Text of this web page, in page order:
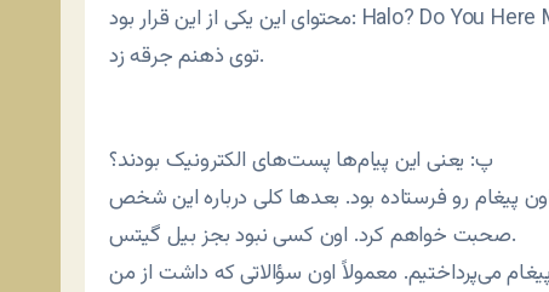
محتوای این یکی از این قرار بود: Halo? Do You Here Me این نمی‌تونست یه آدم پشت تلفن باشه. یهو یه چیزی
توی ذهنم جرقه زد.
پ: یعنی این پیام‌ها پست‌های الکترونیک بودند؟
پیغام رو فرستاده بود. بعدها کلی درباره این شخص
صحبت خواهم کرد. اون کسی نبود بجز بیل گیتس.
می‌پرداختیم. معمولاً اون سؤالاتی که داشت از من